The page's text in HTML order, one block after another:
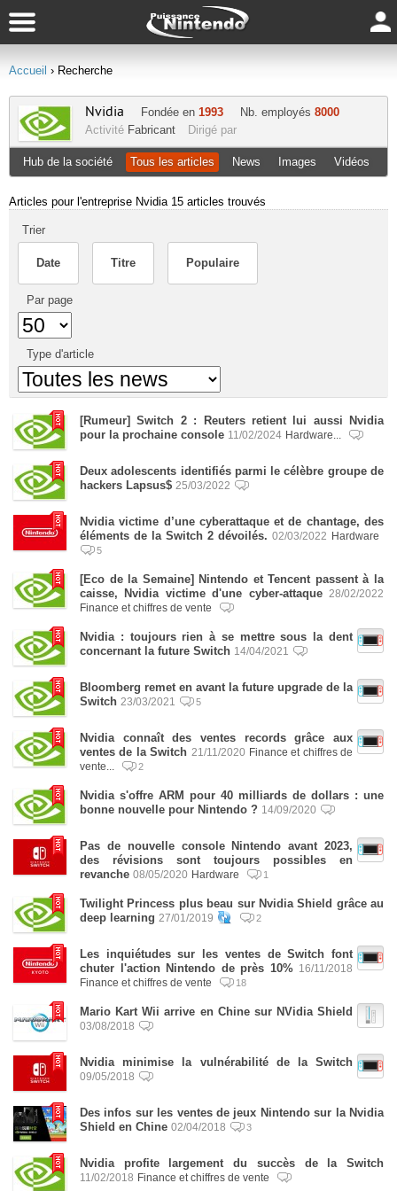
Accueil › Recherche
Nvidia Fondée en 1993 Nb. employés 8000
Activité Fabricant Dirigé par
Hub de la société Tous les articles News Images Vidéos
Articles pour l'entreprise Nvidia 15 articles trouvés
Trier
Date Titre Populaire
Par page
Type d'article
[Rumeur] Switch 2 : Reuters retient lui aussi Nvidia
pour la prochaine console 11/02/2024 Hardware...
Deux adolescents identifiés parmi le célèbre groupe de
hackers Lapsus$ 25/03/2022
Nvidia victime d’une cyberattaque et de chantage, des
éléments de la Switch 2 dévoilés. 02/03/2022 Hardware
5
[Eco de la Semaine] Nintendo et Tencent passent à la
caisse, Nvidia victime d'une cyber-attaque
28/02/2022
Finance et chiffres de vente
Nvidia : toujours rien à se mettre sous la dent
concernant la future Switch 14/04/2021
Bloomberg remet en avant la future upgrade de la
Switch 23/03/2021 5
Nvidia connaît des ventes records grâce aux
ventes de la Switch 21/11/2020 Finance et chiffres de
vente...
2
Nvidia s'offre ARM pour 40 milliards de dollars : une
bonne nouvelle pour Nintendo ? 14/09/2020
Pas de nouvelle console Nintendo avant 2023,
des révisions sont toujours possibles en
revanche 08/05/2020 Hardware 1
Twilight Princess plus beau sur Nvidia Shield grâce au
deep learning 27/01/2019 2
Les inquiétudes sur les ventes de Switch font
chuter l'action Nintendo de près 10% 16/11/2018
Finance et chiffres de vente
18
Mario Kart Wii arrive en Chine sur NVidia Shield
03/08/2018
Nvidia minimise la vulnérabilité de la Switch
09/05/2018
Des infos sur les ventes de jeux Nintendo sur la Nvidia
Shield en Chine 02/04/2018 3
Nvidia profite largement du succès de la Switch
11/02/2018 Finance et chiffres de vente